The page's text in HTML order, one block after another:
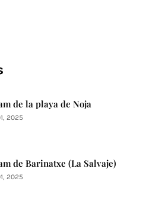
de la playa de Noja
2025
de Barinatxe (La Salvaje)
2025